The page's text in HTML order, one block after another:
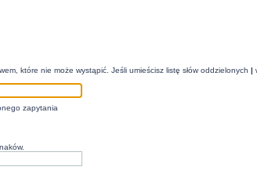
które nie może wystąpić. Jeśli umieścisz listę słów oddzielonych|
zapytania